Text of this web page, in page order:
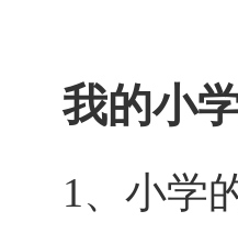
我的小
1、小学